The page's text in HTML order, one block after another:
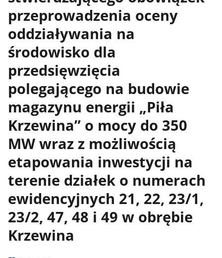
przeprowadzenia oceny
oddziaływania na
środowisko dla
przedsięwzięcia
polegającego na budowie
magazynu energii „Piła
Krzewina” o mocy do 350
MW wraz z możliwością
etapowania inwestycji na
terenie działek o numerach
ewidencyjnych 21, 22, 23/1,
23/2, 47, 48 i 49 w obrębie
Krzewina